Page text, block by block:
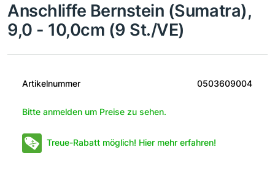
Anschliffe Bernstein (Sumatra),
9,0 - 10,0cm (9 St./VE)
Artikelnummer 0503609004
Bitte anmelden um Preise zu sehen.
Treue-Rabatt möglich! Hier mehr erfahren!